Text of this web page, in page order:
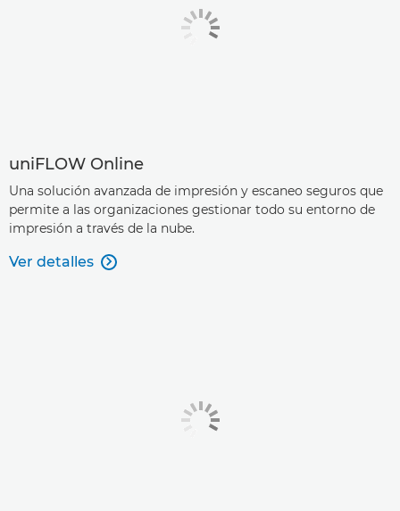
uniFLOW Online
Una solución avanzada de impresión y escaneo seguros que
permite a las organizaciones gestionar todo su entorno de
impresión a través de la nube.
Ver detalles 